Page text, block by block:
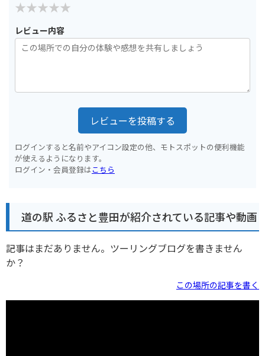
レビュー内容
レビューを投稿する
ログインすると名前やアイコン設定の他、モトスポットの便利機能
が使えるようになります。
ログイン・会員登録はこちら
道の駅 ふるさと豊田が紹介されている記事や動画
記事はまだありません。ツーリングブログを書きません
か？
この場所の記事を書く